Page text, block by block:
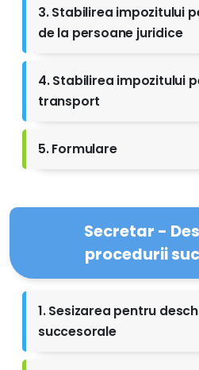
3. Stabilirea impozitului
de la persoane juridice
4. Stabilirea impozitului
transport
5. Formulare
Secretar -
procedurii
1. Sesizarea pentru
succesorale